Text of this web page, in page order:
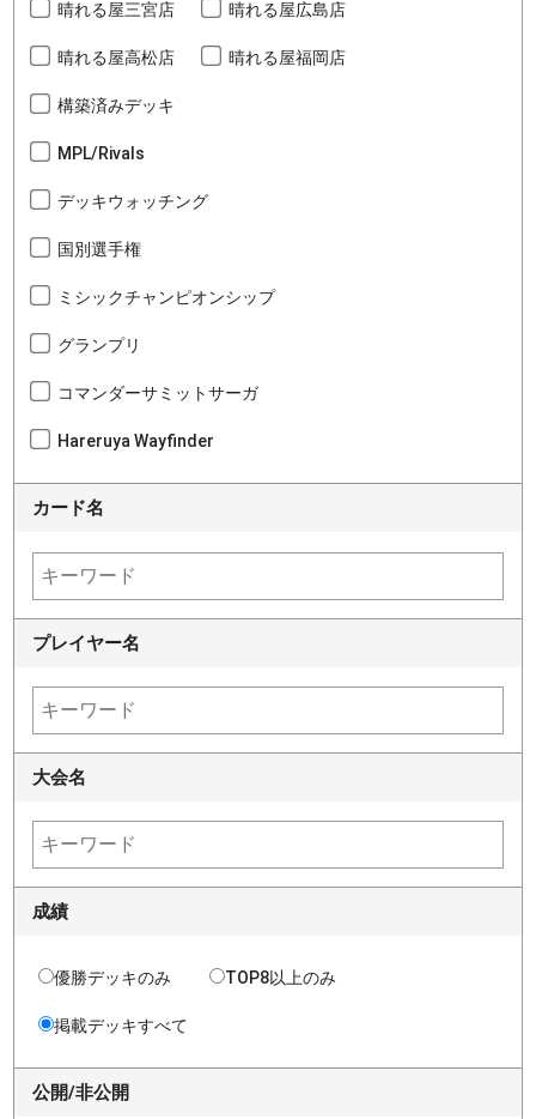
晴れる屋三宮店 晴れる屋広島店
晴れる屋高松店 晴れる屋福岡店
構築済みデッキ
MPL/Rivals
デッキウォッチング
国別選手権
ミシックチャンピオンシップ
グランプリ
コマンダーサミットサーガ
Hareruya Wayfinder
カード名
プレイヤー名
大会名
成績
優勝デッキのみ TOP8以上のみ
掲載デッキすべて
公開/非公開